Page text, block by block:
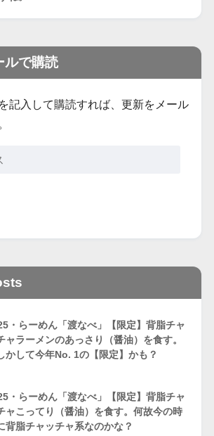
ルで購読
記入して購読すれば、更新をメール
・らーめん「渡なべ」【限定】背脂チャ
ャラーメンのあっさり（醤油）を食す。
かして今年No. 1の【限定】かも？
・らーめん「渡なべ」【限定】背脂チャ
ャこってり（醤油）を食す。何故今の時
背脂チャッチャ系なのかな？